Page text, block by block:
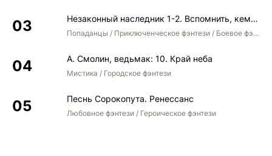
Незаконный наследник 1-2. Вспомнить, кем был. Стать собой. Остаться собой
Попаданцы / Приключенческое фэнтези / Боевое фэнтези / Юмористическое фэнтези
А. Смолин, ведьмак: 10. Край неба
Мистика / Городское фэнтези
Песнь Сорокопута. Ренессанс
Любовное фэнтези / Героическое фэнтези